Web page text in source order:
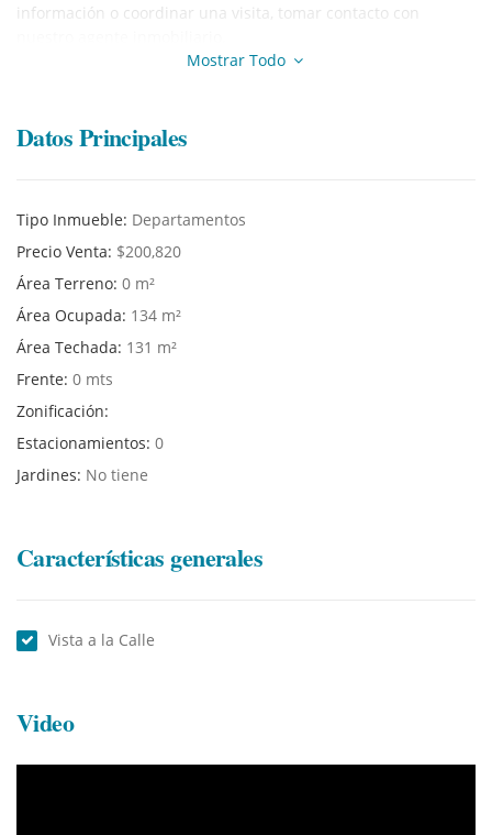
información o coordinar una visita, tomar contacto con
Mostrar Todo
Datos Principales
Tipo Inmueble: Departamentos
Precio Venta: $200,820
Área Terreno: 0 m²
Área Ocupada: 134 m²
Área Techada: 131 m²
Frente: 0 mts
Zonificación:
Estacionamientos: 0
Jardines: No tiene
Características generales
Vista a la Calle
Video